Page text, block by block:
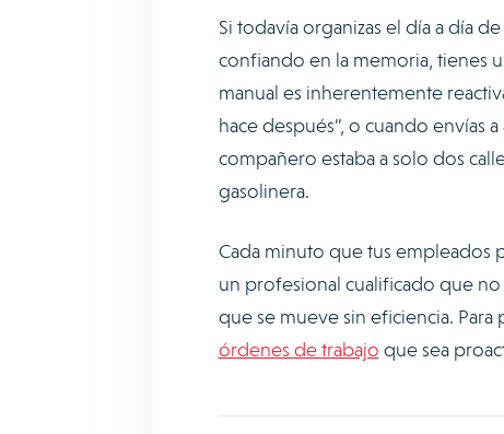
Si todavía organizas el día a día de
confiando en la memoria, tienes
manual es inherentemente
hace después”, o cuando envías
compañero estaba a solo dos
gasolinera.
Cada minuto que tus empleados
un profesional cualificado que
que se mueve sin eficiencia.
órdenes de trabajo que sea